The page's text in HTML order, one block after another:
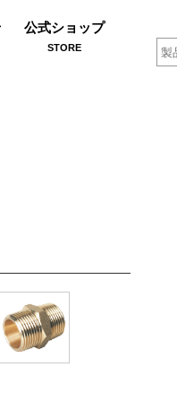
公式ショップ
STORE